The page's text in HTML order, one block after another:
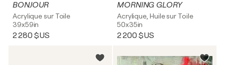
BONJOUR
Acrylique sur Toile
39x59in
2 280 $US
MORNING GLORY
Acrylique, Huile sur Toile
50x35in
2 200 $US